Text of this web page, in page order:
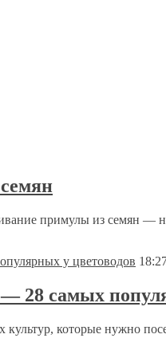
примулы из семян — не
28 самых
которые нужно